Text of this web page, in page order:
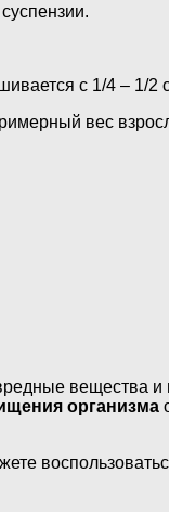
с 1/4 – 1/2
вес
вещества
организма